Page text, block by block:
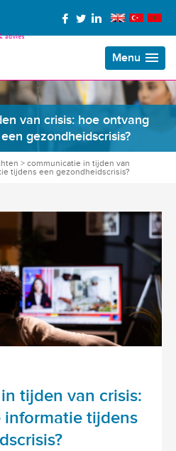
Menu
van crisis: hoe ontvang
gezondheidscrisis?
> communicatie in tijden van
tijdens een gezondheidscrisis?
tijden van crisis:
tijdens